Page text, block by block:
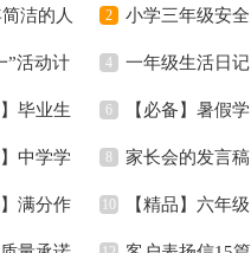
洁的人
集合88条
2 小学三年级安全
工作总结
”活动计 4 一年级生活日记
】毕业生
汇编10篇
6 【必备】暑假学
习计划范文合集五篇
】中学学 8 家长会的发言稿
】满分作 10 【精品】六年级